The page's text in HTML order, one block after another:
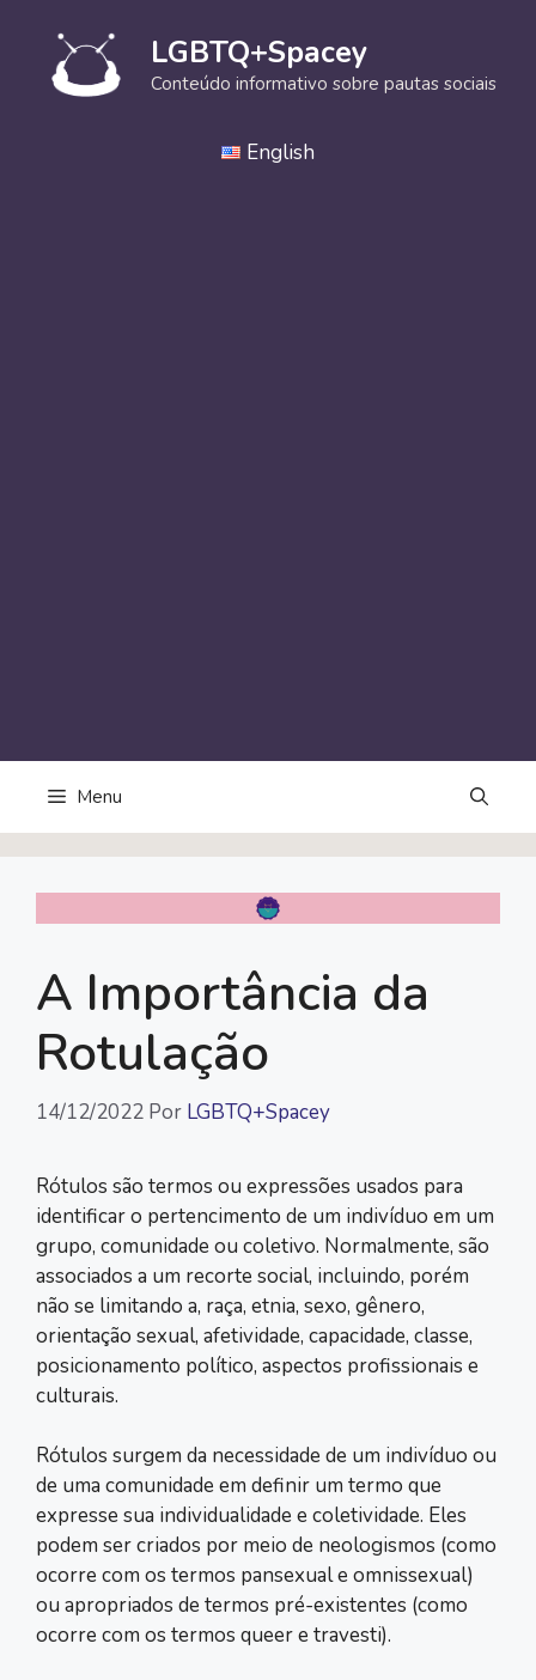
conteúdo
LGBTQ+Spacey
Conteúdo informativo sobre pautas sociais
English
Menu
A Importância da
Rotulação
14/12/2022 Por LGBTQ+Spacey
Rótulos são termos ou expressões usados para
identificar o pertencimento de um indivíduo em um
grupo, comunidade ou coletivo. Normalmente, são
associados a um recorte social, incluindo, porém
não se limitando a, raça, etnia, sexo, gênero,
orientação sexual, afetividade, capacidade, classe,
posicionamento político, aspectos profissionais e
culturais.
Rótulos surgem da necessidade de um indivíduo ou
de uma comunidade em definir um termo que
expresse sua individualidade e coletividade. Eles
podem ser criados por meio de neologismos (como
ocorre com os termos pansexual e omnissexual)
ou apropriados de termos pré-existentes (como
ocorre com os termos queer e travesti).